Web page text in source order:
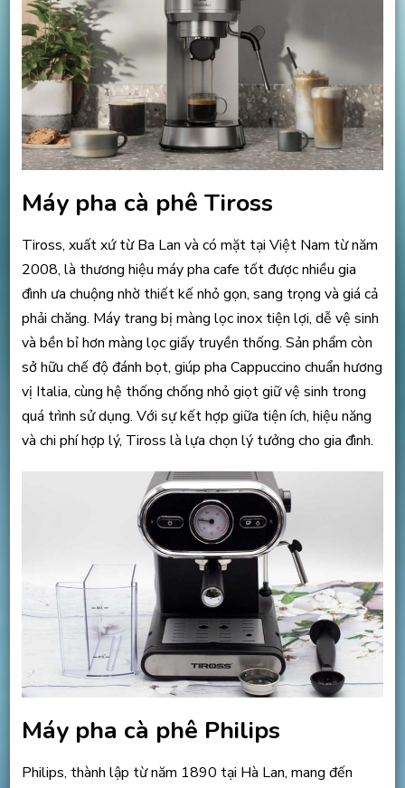
Máy pha cà phê Tiross
Tiross, xuất xứ từ Ba Lan và có mặt tại Việt Nam từ năm
2008, là thương hiệu máy pha cafe tốt được nhiều gia
đình ưa chuộng nhờ thiết kế nhỏ gọn, sang trọng và giá cả
phải chăng. Máy trang bị màng lọc inox tiện lợi, dễ vệ sinh
và bền bỉ hơn màng lọc giấy truyền thống. Sản phẩm còn
sở hữu chế độ đánh bọt, giúp pha Cappuccino chuẩn hương
vị Italia, cùng hệ thống chống nhỏ giọt giữ vệ sinh trong
quá trình sử dụng. Với sự kết hợp giữa tiện ích, hiệu năng
và chi phí hợp lý, Tiross là lựa chọn lý tưởng cho gia đình.
Máy pha cà phê Philips
Philips, thành lập từ năm 1890 tại Hà Lan, mang đến